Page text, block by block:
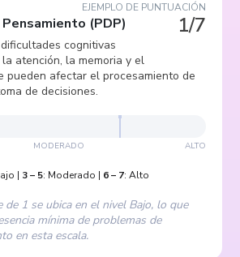
EJEMPLO DE PUNTUACIÓN
1/7
(PDP)
cognitivas
atención, la memoria y el
pueden afectar el procesamiento de
de decisiones.
MODERADO ALTO
| 3– 5: Moderado | 6– 7: Alto
de 1 se ubica en el nivel Bajo, lo que
mínima de problemas de
en esta escala.